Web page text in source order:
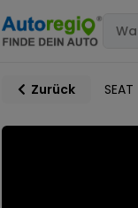
Zurück SEAT